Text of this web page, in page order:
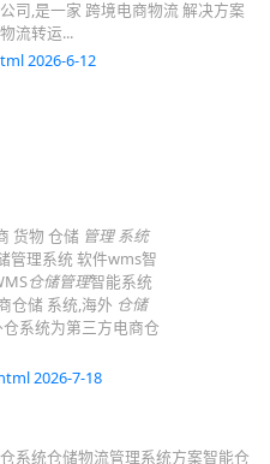
司,是一家 跨境电商物流 解决方案
流转运...
2026-6-12
货物 仓储 管理 系统
管理系统 软件wms智
仓储管理智能系统
仓储 系统,海外 仓储
系统为第三方电商仓
2026-7-18
系统仓储物流管理系统方案智能仓